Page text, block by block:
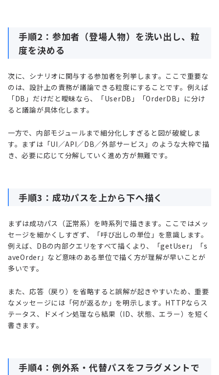
手順2：参加者（登場人物）を洗い出し、粒
度を決める
次に、シナリオに関与する参加者を列挙します。ここで重要な
のは、設計上の責務が議論できる粒度にすることです。例えば
「DB」だけだと曖昧なら、「UserDB」「OrderDB」に分け
ると議論が具体化します。
一方で、内部モジュールまで細分化しすぎると図が破綻しま
す。まずは「UI／API／DB／外部サービス」のような大枠で描
き、必要に応じて分解していく進め方が無難です。
手順3：成功パスを上から下へ描く
まずは成功パス（正常系）を時系列で描きます。ここではメッ
セージを細かくしすぎず、「呼び出しの単位」を意識します。
例えば、DBの内部クエリをすべて描くより、「getUser」「s
aveOrder」など意味のある単位で描く方が理解が早いことが
多いです。
また、応答（戻り）を省略すると誤解が起きやすいため、重要
なメッセージには「何が返るか」を明示します。HTTPならス
テータス、ドメイン処理なら結果（ID、状態、エラー）を短く
書きます。
手順4：例外系・代替パスをフラグメントで